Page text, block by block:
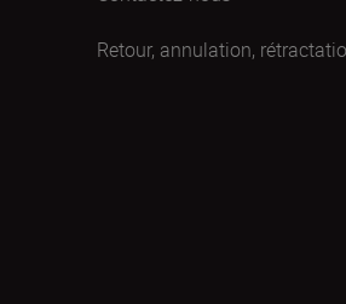
Retour, annulation,